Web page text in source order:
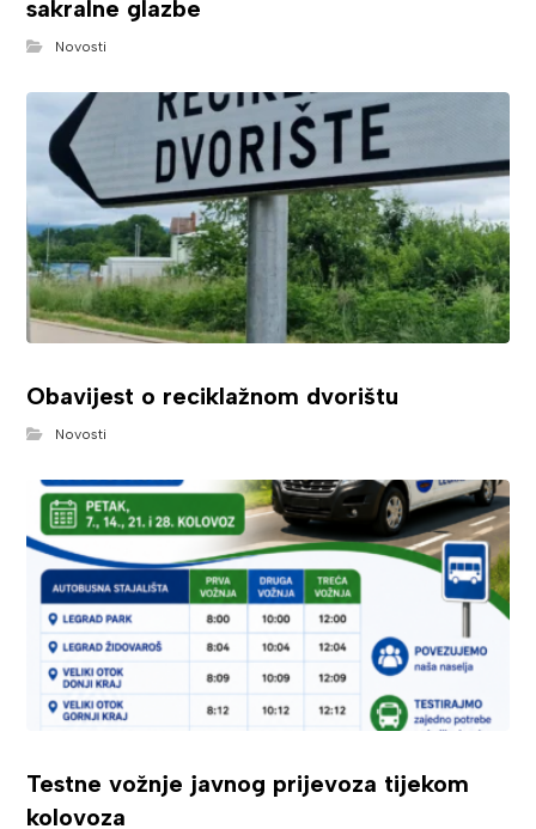
sakralne glazbe
Novosti
Obavijest o reciklažnom dvorištu
Novosti
Testne vožnje javnog prijevoza tijekom
kolovoza